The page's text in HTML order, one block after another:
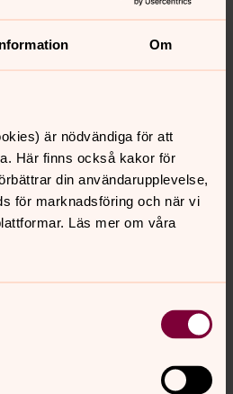
Om
är nödvändiga för att
Här finns också kakor för
din användarupplevelse,
för marknadsföring och när vi
Läs mer om våra